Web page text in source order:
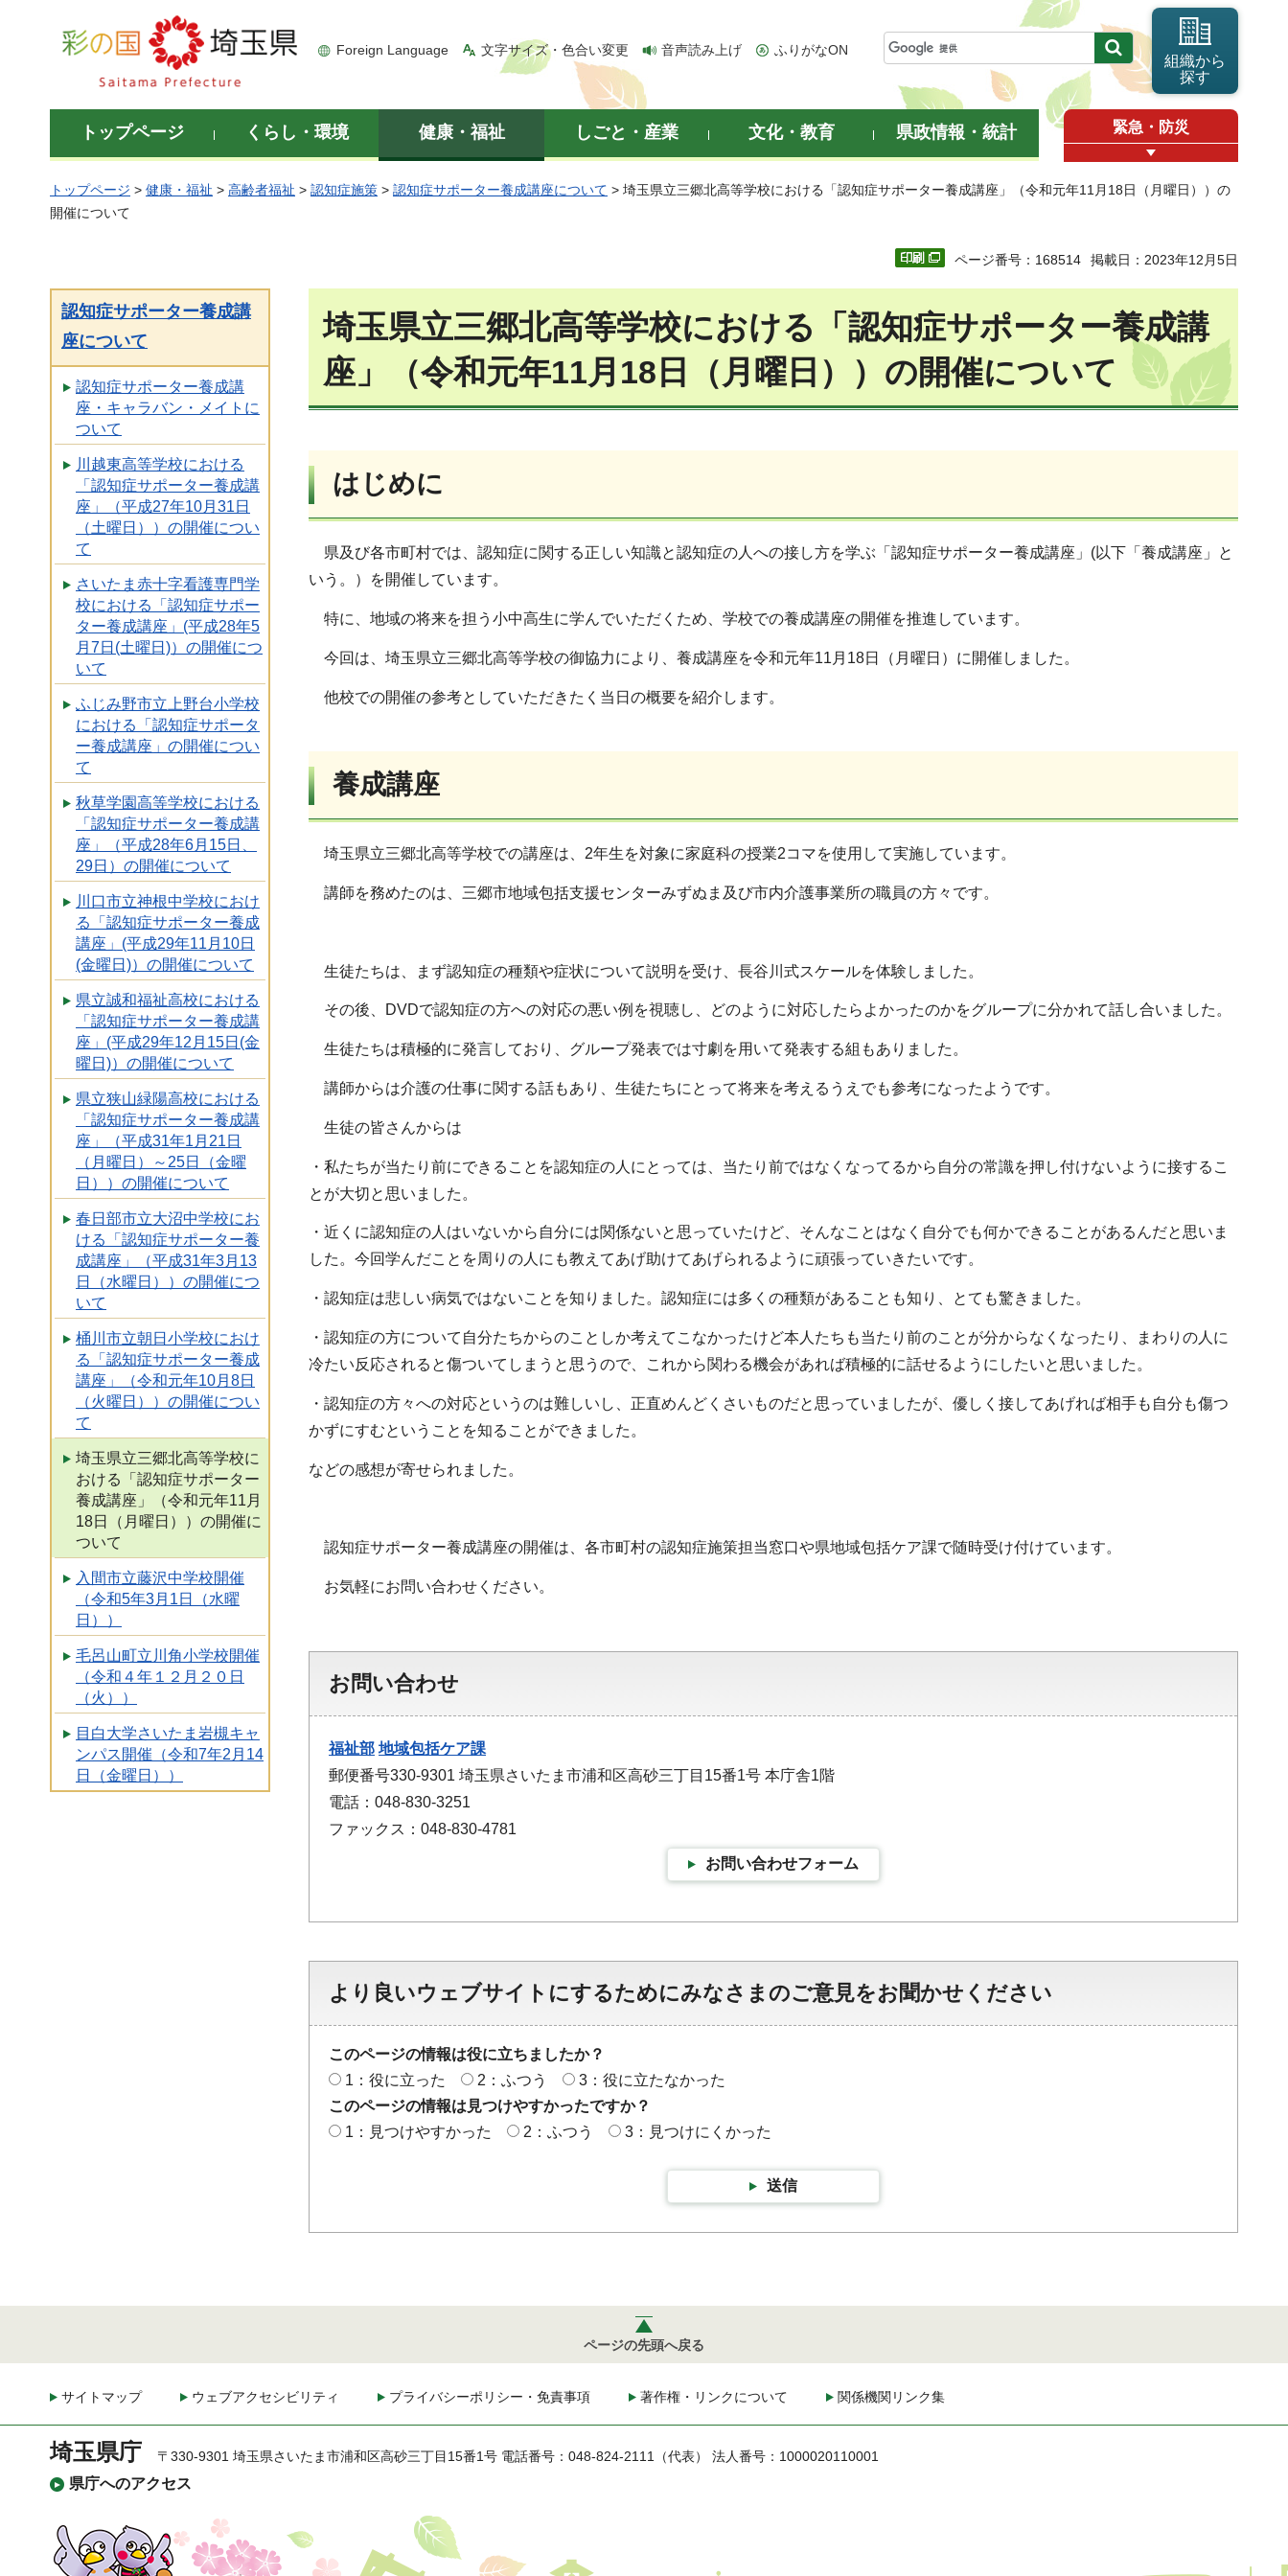
彩の国 埼玉県
Foreign Language 文字サイズ・色合い変更 音声読み上げ ふりがなON
組織から
探す
トップページ くらし・環境 健康・福祉 しごと・産業 文化・教育 県政情報・統計 緊急・防災
トップページ > 健康・福祉 > 高齢者福祉 > 認知症施策 > 認知症サポーター養成講座について > 埼玉県立三郷北高等学校における「認知症サポーター養成講座」（令和元年11月18日（月曜日））の
開催について
ページ番号：168514 掲載日：2023年12月5日
認知症サポーター養成講
座について
認知症サポーター養成講
座・キャラバン・メイトに
ついて
川越東高等学校における
「認知症サポーター養成講
座」（平成27年10月31日
（土曜日））の開催につい
て
さいたま赤十字看護専門学
校における「認知症サポー
ター養成講座」(平成28年5
月7日(土曜日)）の開催につ
いて
ふじみ野市立上野台小学校
における「認知症サポータ
ー養成講座」の開催につい
て
秋草学園高等学校における
「認知症サポーター養成講
座」（平成28年6月15日、
29日）の開催について
川口市立神根中学校におけ
る「認知症サポーター養成
講座」(平成29年11月10日
(金曜日)）の開催について
県立誠和福祉高校における
「認知症サポーター養成講
座」(平成29年12月15日(金
曜日)）の開催について
県立狭山緑陽高校における
「認知症サポーター養成講
座」（平成31年1月21日
（月曜日）～25日（金曜
日））の開催について
春日部市立大沼中学校にお
ける「認知症サポーター養
成講座」（平成31年3月13
日（水曜日））の開催につ
いて
桶川市立朝日小学校におけ
る「認知症サポーター養成
講座」（令和元年10月8日
（火曜日））の開催につい
て
埼玉県立三郷北高等学校に
おける「認知症サポーター
養成講座」（令和元年11月
18日（月曜日））の開催に
ついて
入間市立藤沢中学校開催
（令和5年3月1日（水曜
日））
毛呂山町立川角小学校開催
（令和４年１２月２０日
（火））
目白大学さいたま岩槻キャ
ンパス開催（令和7年2月14
日（金曜日））
埼玉県立三郷北高等学校における「認知症サポーター養成講
座」（令和元年11月18日（月曜日））の開催について
はじめに
県及び各市町村では、認知症に関する正しい知識と認知症の人への接し方を学ぶ「認知症サポーター養成講座」(以下「養成講座」と
いう。）を開催しています。
特に、地域の将来を担う小中高生に学んでいただくため、学校での養成講座の開催を推進しています。
今回は、埼玉県立三郷北高等学校の御協力により、養成講座を令和元年11月18日（月曜日）に開催しました。
他校での開催の参考としていただきたく当日の概要を紹介します。
養成講座
埼玉県立三郷北高等学校での講座は、2年生を対象に家庭科の授業2コマを使用して実施しています。
講師を務めたのは、三郷市地域包括支援センターみずぬま及び市内介護事業所の職員の方々です。
生徒たちは、まず認知症の種類や症状について説明を受け、長谷川式スケールを体験しました。
その後、DVDで認知症の方への対応の悪い例を視聴し、どのように対応したらよかったのかをグループに分かれて話し合いました。
生徒たちは積極的に発言しており、グループ発表では寸劇を用いて発表する組もありました。
講師からは介護の仕事に関する話もあり、生徒たちにとって将来を考えるうえでも参考になったようです。
生徒の皆さんからは
・私たちが当たり前にできることを認知症の人にとっては、当たり前ではなくなってるから自分の常識を押し付けないように接するこ
とが大切と思いました。
・近くに認知症の人はいないから自分には関係ないと思っていたけど、そんなことはなく自分でも何かできることがあるんだと思いま
した。今回学んだことを周りの人にも教えてあげ助けてあげられるように頑張っていきたいです。
・認知症は悲しい病気ではないことを知りました。認知症には多くの種類があることも知り、とても驚きました。
・認知症の方について自分たちからのことしか考えてこなかったけど本人たちも当たり前のことが分からなくなったり、まわりの人に
冷たい反応されると傷ついてしまうと思うので、これから関わる機会があれば積極的に話せるようにしたいと思いました。
・認知症の方々への対応というのは難しいし、正直めんどくさいものだと思っていましたが、優しく接してあげれば相手も自分も傷つ
かずにすむということを知ることができました。
などの感想が寄せられました。
認知症サポーター養成講座の開催は、各市町村の認知症施策担当窓口や県地域包括ケア課で随時受け付けています。
お気軽にお問い合わせください。
お問い合わせ
福祉部 地域包括ケア課
郵便番号330-9301 埼玉県さいたま市浦和区高砂三丁目15番1号 本庁舎1階
電話：048-830-3251
ファックス：048-830-4781
お問い合わせフォーム
より良いウェブサイトにするためにみなさまのご意見をお聞かせください
このページの情報は役に立ちましたか？
1：役に立った
2：ふつう
3：役に立たなかった
このページの情報は見つけやすかったですか？
1：見つけやすかった
2：ふつう 3：見つけにくかった
送信
ページの先頭へ戻る
サイトマップ ウェブアクセシビリティ プライバシーポリシー・免責事項 著作権・リンクについて 関係機関リンク集
埼玉県庁
県庁へのアクセス
〒330-9301 埼玉県さいたま市浦和区高砂三丁目15番1号 電話番号：048-824-2111（代表） 法人番号：1000020110001